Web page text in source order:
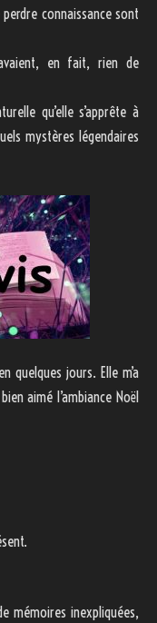
connaissance sont
en fait, rien de
qu’elle s’apprête à
mystères légendaires
quelques jours. Elle m’a
aimé l’ambiance Noël
mémoires inexpliquées,